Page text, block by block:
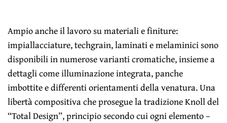
Ampio anche il lavoro su materiali e finiture:
impiallacciature, techgrain, laminati e melaminici sono
disponibili in numerose varianti cromatiche, insieme a
dettagli come illuminazione integrata, panche
imbottite e differenti orientamenti della venatura. Una
libertà compositiva che prosegue la tradizione Knoll del
“Total Design”, principio secondo cui ogni elemento –